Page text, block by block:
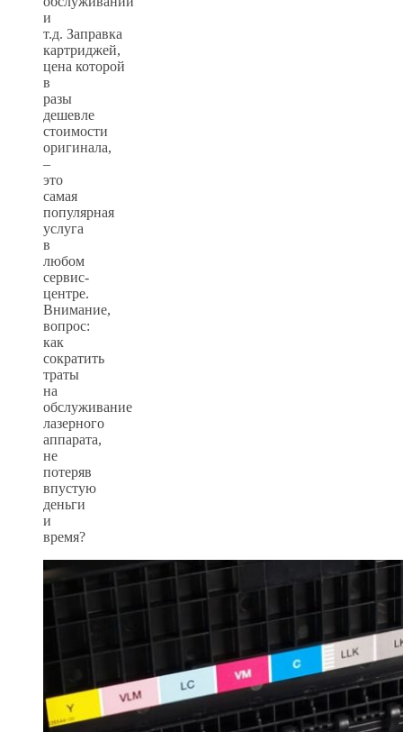
и
т.д. Заправка
картриджей,
цена которой
в
разы
дешевле
стоимости
оригинала,
–
это
самая
популярная
услуга
в
любом
сервис-
центре.
Внимание,
вопрос:
как
сократить
траты
на
обслуживание
лазерного
аппарата,
не
потеряв
впустую
деньги
и
время?